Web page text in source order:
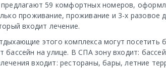
59 комфортных номеров,
проживание, проживание и 3-х разовое
входит лечение.
этого комплекса могут посетить
бассейн на улице. В СПА зону входит:
входит: рестораны, бары, летние